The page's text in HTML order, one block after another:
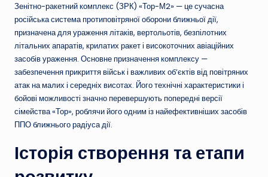
Зенітно-ракетний комплекс (ЗРК) «Тор-М2» — це сучасна
російська система протиповітряної оборони ближньої дії,
призначена для ураження літаків, вертольотів, безпілотних
літальних апаратів, крилатих ракет і високоточних авіаційних
засобів ураження. Основне призначення комплексу —
забезпечення прикриття військ і важливих об’єктів від повітряних
атак на малих і середніх висотах. Його технічні характеристики і
бойові можливості значно перевершують попередні версії
сімейства «Тор», роблячи його одним із найефективніших засобів
ППО ближнього радіуса дії.
Історія створення та етапи